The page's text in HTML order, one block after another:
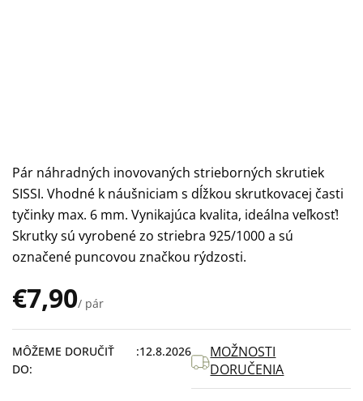
€7,90/ pár
Jednotková
cena:
MÔŽEME DORUČIŤ
DO:
12.8.2026
MOŽNOSTI
DORUČENIA
Pár náhradných inovovaných strieborných skrutiek
SISSI. Vhodné k náušniciam s dĺžkou skrutkovacej časti
tyčinky max. 6 mm. Vynikajúca kvalita, ideálna veľkosť!
Skrutky sú vyrobené zo striebra 925/1000 a sú
označené puncovou značkou rýdzosti.